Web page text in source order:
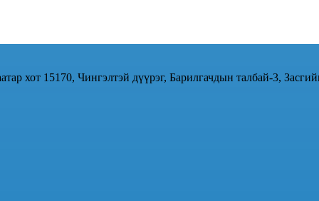
хот 15170, Чингэлтэй дүүрэг, Барилгачдын талбай-3,